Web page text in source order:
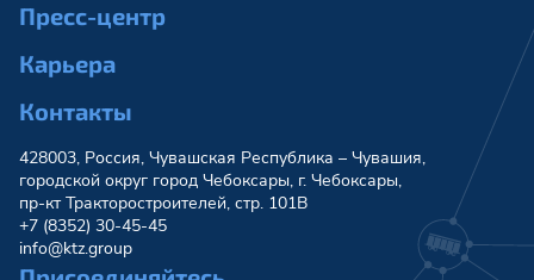
Пресс-центр
Карьера
Контакты
428003, Россия, Чувашская Республика – Чувашия,
городской округ город Чебоксары, г. Чебоксары,
пр-кт Тракторостроителей, стр. 101В
+7 (8352) 30-45-45
info@ktz.group